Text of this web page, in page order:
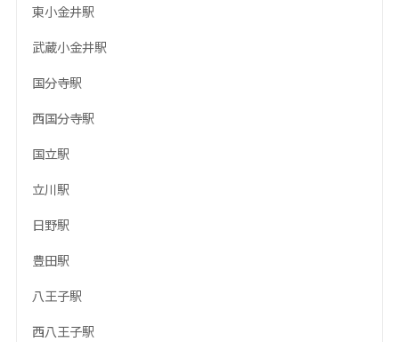
東小金井駅
武蔵小金井駅
国分寺駅
西国分寺駅
国立駅
立川駅
日野駅
豊田駅
八王子駅
西八王子駅